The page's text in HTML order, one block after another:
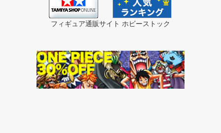
フィギュア通販サイト ホビーストック